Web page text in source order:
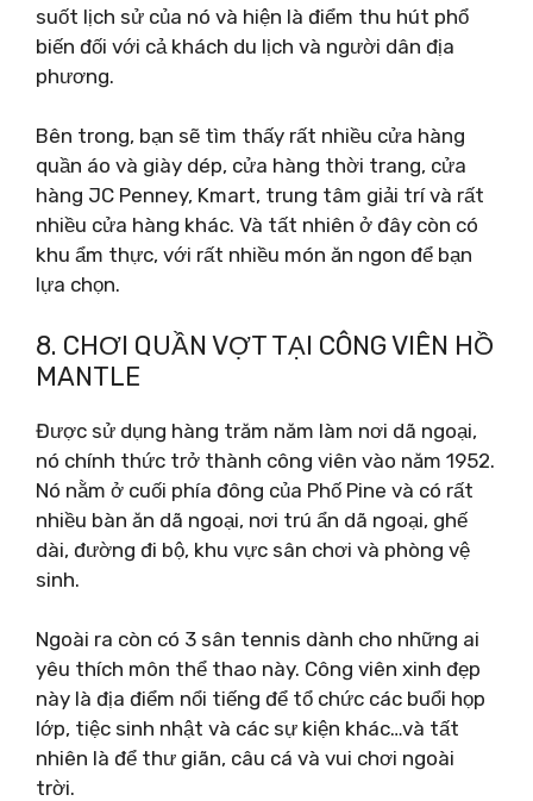
suốt lịch sử của nó và hiện là điểm thu hút phổ
biến đối với cả khách du lịch và người dân địa
phương.
Bên trong, bạn sẽ tìm thấy rất nhiều cửa hàng
quần áo và giày dép, cửa hàng thời trang, cửa
hàng JC Penney, Kmart, trung tâm giải trí và rất
nhiều cửa hàng khác. Và tất nhiên ở đây còn có
khu ẩm thực, với rất nhiều món ăn ngon để bạn
lựa chọn.
8. CHƠI QUẦN VỢT TẠI CÔNG VIÊN HỒ
MANTLE
Được sử dụng hàng trăm năm làm nơi dã ngoại,
nó chính thức trở thành công viên vào năm 1952.
Nó nằm ở cuối phía đông của Phố Pine và có rất
nhiều bàn ăn dã ngoại, nơi trú ẩn dã ngoại, ghế
dài, đường đi bộ, khu vực sân chơi và phòng vệ
sinh.
Ngoài ra còn có 3 sân tennis dành cho những ai
yêu thích môn thể thao này. Công viên xinh đẹp
này là địa điểm nổi tiếng để tổ chức các buổi họp
lớp, tiệc sinh nhật và các sự kiện khác…và tất
nhiên là để thư giãn, câu cá và vui chơi ngoài
trời.